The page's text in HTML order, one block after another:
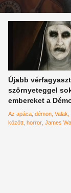
Újabb
szörnyeteggel
embereket a
rendezője
Az apáca démon Valak
között horror James